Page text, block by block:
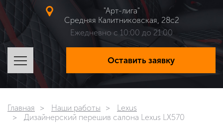
"Арт-лига"
Средняя Калитниковская, 28с2
Ежедневно с 10:00 до 21:00
Оставить заявку
Главная Наши работы
Lexus
Дизайнерский перешив салона Lexus LX570